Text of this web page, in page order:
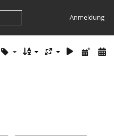
Anmeldung